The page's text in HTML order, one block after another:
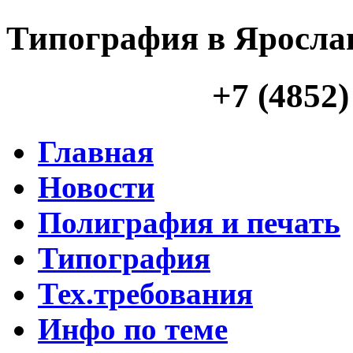
Типография в
+7
Главная
Новости
Полиграфия и печать
Типография
Тех.требования
Инфо по теме